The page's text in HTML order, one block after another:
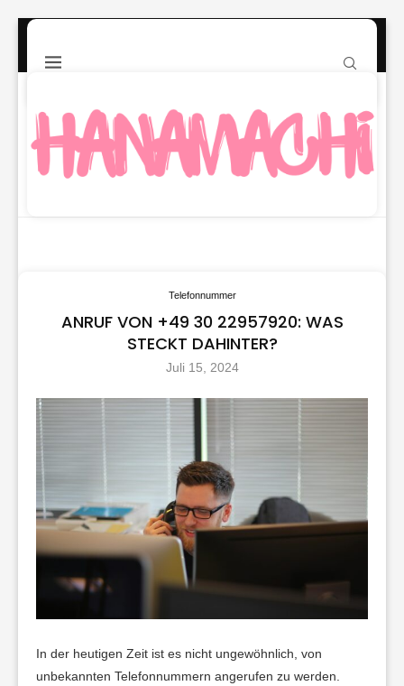
Telefonnummer
ANRUF VON +49 30 22957920: WAS
STECKT DAHINTER?
Juli 15, 2024
In der heutigen Zeit ist es nicht ungewöhnlich, von
unbekannten Telefonnummern angerufen zu werden.